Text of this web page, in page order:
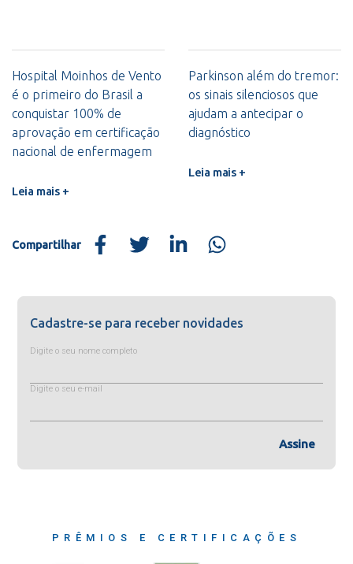
Hospital Moinhos de Vento
é o primeiro do Brasil a
conquistar 100% de
aprovação em certificação
nacional de enfermagem
Leia mais +
Parkinson além do tremor:
os sinais silenciosos que
ajudam a antecipar o
diagnóstico
Leia mais +
Compartilhar
Cadastre-se para receber novidades
Digite o seu nome completo
Digite o seu e-mail
Assine
PRÊMIOS E CERTIFICAÇÕES